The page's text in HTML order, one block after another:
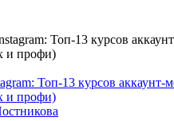
Топ-13 курсов аккаунт-
и профи)